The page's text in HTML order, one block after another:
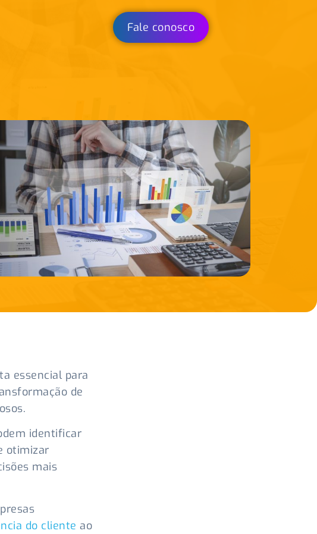
Fale conosco
essencial para
de
identificar
otimizar
mais
do cliente ao